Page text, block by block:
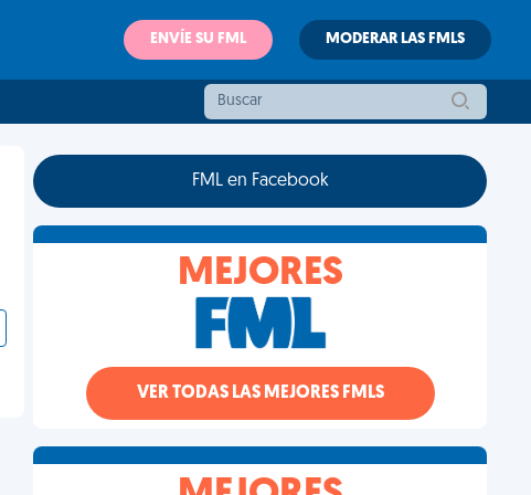
ENVÍE SU FML MODERAR LAS FMLS
FML en Facebook
MEJORES
VER TODAS LAS MEJORES FMLS